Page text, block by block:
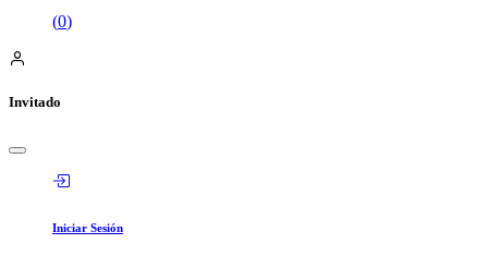
(0)
Invitado
Iniciar Sesión